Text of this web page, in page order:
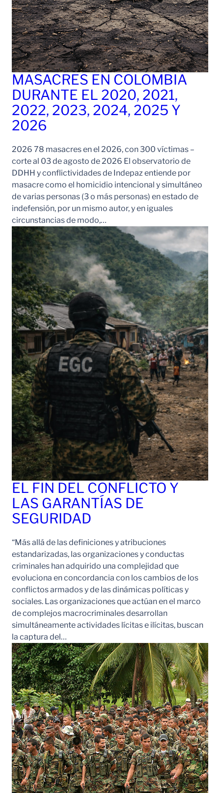
MASACRES EN COLOMBIA
DURANTE EL 2020, 2021,
2022, 2023, 2024, 2025 Y
2026
2026 78 masacres en el 2026, con 300 víctimas –
corte al 03 de agosto de 2026 El observatorio de
DDHH y conflictividades de Indepaz entiende por
masacre como el homicidio intencional y simultáneo
de varias personas (3 o más personas) en estado de
indefensión, por un mismo autor, y en iguales
circunstancias de modo,…
EL FIN DEL CONFLICTO Y
LAS GARANTÍAS DE
SEGURIDAD
“Más allá de las definiciones y atribuciones
estandarizadas, las organizaciones y conductas
criminales han adquirido una complejidad que
evoluciona en concordancia con los cambios de los
conflictos armados y de las dinámicas políticas y
sociales. Las organizaciones que actúan en el marco
de complejos macrocriminales desarrollan
simultáneamente actividades lícitas e ilícitas, buscan
la captura del…